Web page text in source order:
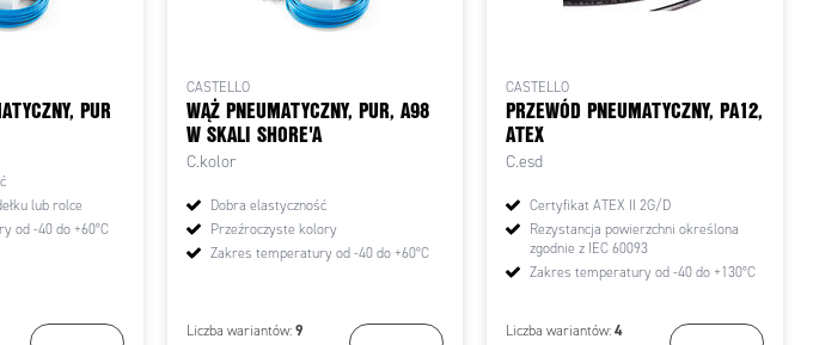
PUR
lub rolce
od -40 do +60°C
CASTELLO
WĄŻ PNEUMATYCZNY, PUR, A98
W SKALI SHORE'A
C.kolor
Dobra elastyczność
Przeźroczyste kolory
Zakres temperatury od -40 do +60°C
Liczba wariantów: 9
CASTELLO
PRZEWÓD PNEUMATYCZNY, PA12,
ATEX
C.esd
Certyfikat ATEX II 2G/D
Rezystancja powierzchni określona
zgodnie z IEC 60093
Zakres temperatury od -40 do +130°C
Liczba wariantów:4